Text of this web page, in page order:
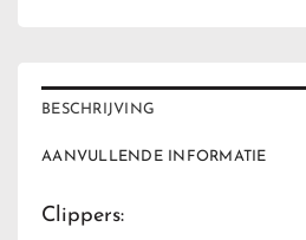
BESCHRIJVING
AANVULLENDE INFORMATIE
Clippers: